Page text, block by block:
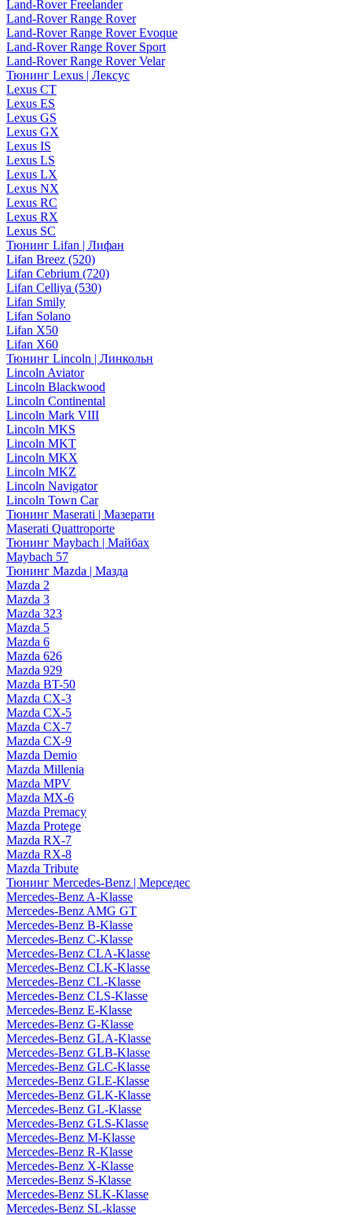
Land-Rover Freelander
Land-Rover Range Rover
Land-Rover Range Rover Evoque
Land-Rover Range Rover Sport
Land-Rover Range Rover Velar
Тюнинг Lexus | Лексус
Lexus CT
Lexus ES
Lexus GS
Lexus GX
Lexus IS
Lexus LS
Lexus LX
Lexus NX
Lexus RC
Lexus RX
Lexus SC
Тюнинг Lifan | Лифан
Lifan Breez (520)
Lifan Cebrium (720)
Lifan Celliya (530)
Lifan Smily
Lifan Solano
Lifan X50
Lifan X60
Тюнинг Lincoln | Линкольн
Lincoln Aviator
Lincoln Blackwood
Lincoln Continental
Lincoln Mark VIII
Lincoln MKS
Lincoln MKT
Lincoln MKX
Lincoln MKZ
Lincoln Navigator
Lincoln Town Car
Тюнинг Maserati | Мазерати
Maserati Quattroporte
Тюнинг Maybach | Майбах
Maybach 57
Тюнинг Mazda | Мазда
Mazda 2
Mazda 3
Mazda 323
Mazda 5
Mazda 6
Mazda 626
Mazda 929
Mazda BT-50
Mazda CX-3
Mazda CX-5
Mazda CX-7
Mazda CX-9
Mazda Demio
Mazda Millenia
Mazda MPV
Mazda MX-6
Mazda Premacy
Mazda Protege
Mazda RX-7
Mazda RX-8
Mazda Tribute
Тюнинг Mercedes-Benz | Мерседес
Mercedes-Benz A-Klasse
Mercedes-Benz AMG GT
Mercedes-Benz B-Klasse
Mercedes-Benz C-Klasse
Mercedes-Benz CLA-Klasse
Mercedes-Benz CLK-Klasse
Mercedes-Benz CL-Klasse
Mercedes-Benz CLS-Klasse
Mercedes-Benz E-Klasse
Mercedes-Benz G-Klasse
Mercedes-Benz GLA-Klasse
Mercedes-Benz GLB-Klasse
Mercedes-Benz GLC-Klasse
Mercedes-Benz GLE-Klasse
Mercedes-Benz GLK-Klasse
Mercedes-Benz GL-Klasse
Mercedes-Benz GLS-Klasse
Mercedes-Benz M-Klasse
Mercedes-Benz R-Klasse
Mercedes-Benz X-Klasse
Mercedes-Benz S-Klasse
Mercedes-Benz SLK-Klasse
Mercedes-Benz SL-klasse